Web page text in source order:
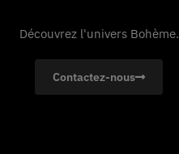
Découvrez l'univers Bohème.
Contactez-nous